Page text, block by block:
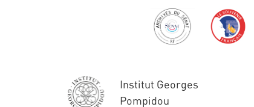
Institut Georges
Pompidou